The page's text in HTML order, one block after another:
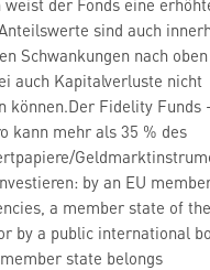
der Fonds eine
sind auch
Schwankungen nach
auch Kapitalverluste nicht
können.Der Fidelity Funds
kann mehr als 35 % des
by an EU
a member state of
by a public international
state belongs